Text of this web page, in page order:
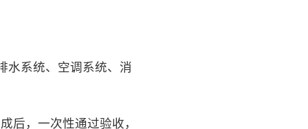
水系统、空调系统、消
后，一次性通过验收，